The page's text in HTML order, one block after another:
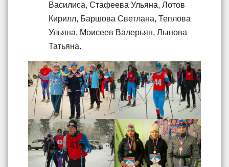
Василиса, Стафеева Ульяна, Лотов
Кирилл, Баршова Светлана, Теплова
Ульяна, Моисеев Валерьян, Лынова
Татьяна.